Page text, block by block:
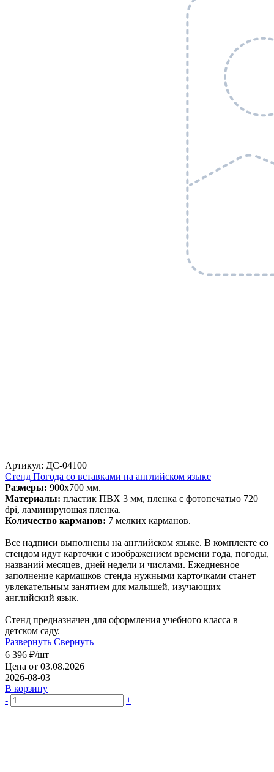
Артикул: ДС-04100
Стенд Погода со вставками на английском языке
Размеры: 900х700 мм.
Материалы: пластик ПВХ 3 мм, пленка с фотопечатью 720
dpi, ламинирующая пленка.
Количество карманов: 7 мелких карманов.
Все надписи выполнены на английском языке. В комплекте со
стендом идут карточки с изображением времени года, погоды,
названий месяцев, дней недели и числами. Ежедневное
заполнение кармашков стенда нужными карточками станет
увлекательным занятием для малышей, изучающих
английский язык.
Стенд предназначен для оформления учебного класса в
детском саду.
Развернуть Свернуть
6 396 ₽/шт
Цена от 03.08.2026
2026-08-03
В корзину
-
+